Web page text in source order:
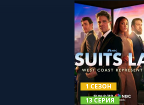
1 СЕЗОН
13 СЕРИЯ
СМОТРЕТЬ ОНЛАЙН